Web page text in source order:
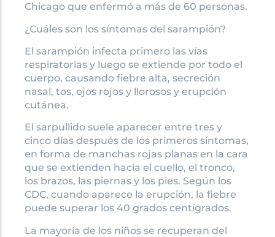
Chicago que enfermó a más de 60 personas.
¿Cuáles son los síntomas del sarampión?
El sarampión infecta primero las vías
respiratorias y luego se extiende por todo el
cuerpo, causando fiebre alta, secreción
nasal, tos, ojos rojos y llorosos y erupción
cutánea.
El sarpullido suele aparecer entre tres y
cinco días después de los primeros síntomas,
en forma de manchas rojas planas en la cara
que se extienden hacia el cuello, el tronco,
los brazos, las piernas y los pies. Según los
CDC, cuando aparece la erupción, la fiebre
puede superar los 40 grados centígrados.
La mayoría de los niños se recuperan del